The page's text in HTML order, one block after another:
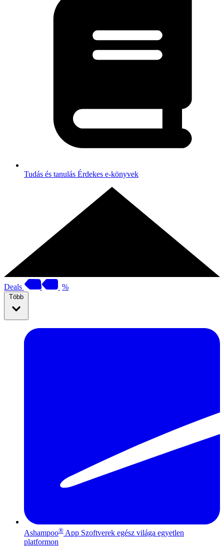
Tudás és tanulás Érdekes e-könyvek
Deals %
Több
Ashampoo® App Szoftverek egész világa egyetlen
platformon